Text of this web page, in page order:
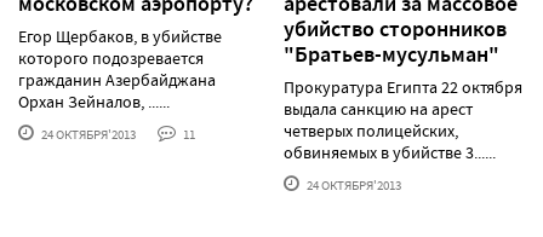
Егор Щербаков, в убийстве
которого подозревается
гражданин Азербайджана
Орхан Зейналов, ......
24 ОКТЯБРЯ'2013 11
убийство сторонников
"Братьев-мусульман"
Прокуратура Египта 22 октября
выдала санкцию на арест
четверых полицейских,
обвиняемых в убийстве 3......
24 ОКТЯБРЯ'2013